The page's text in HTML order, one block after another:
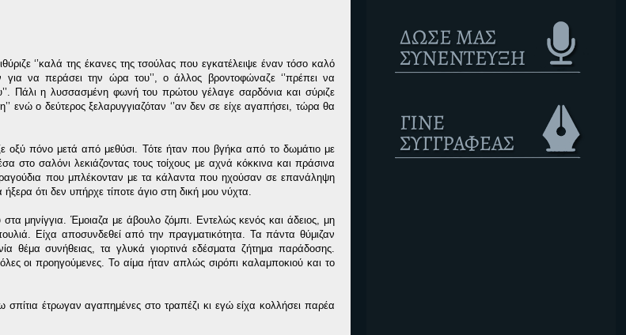
‘’καλά της έκανες της τσούλας που εγκατέλειψε έναν τόσο καλό
να περάσει την ώρα του’’, ο άλλος βροντοφώναζε ‘’πρέπει να
Πάλι η λυσσασμένη φωνή του πρώτου γέλαγε σαρδόνια και σύριζε
ενώ ο δεύτερος ξελαρυγγιαζόταν ‘’αν δεν σε είχε αγαπήσει, τώρα θα
οξύ πόνο μετά από μεθύσι. Τότε ήταν που βγήκα από το δωμάτιο με
στο σαλόνι λεκιάζοντας τους τοίχους με αχνά κόκκινα και πράσινα
που μπλέκονταν με τα κάλαντα που ηχούσαν σε επανάληψη
ότι δεν υπήρχε τίποτε άγιο στη δική μου νύχτα.
μηνίγγια. Έμοιαζα με άβουλο ζόμπι. Εντελώς κενός και άδειος, μη
Είχα αποσυνδεθεί από την πραγματικότητα. Τα πάντα θύμιζαν
θέμα συνήθειας, τα γλυκά γιορτινά εδέσματα ζήτημα παράδοσης.
οι προηγούμενες. Το αίμα ήταν απλώς σιρόπι καλαμποκιού και το
έτρωγαν αγαπημένες στο τραπέζι κι εγώ είχα κολλήσει παρέα